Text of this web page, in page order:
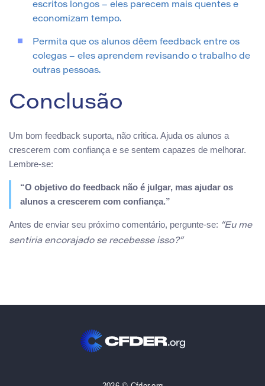
escritos longos – eles parecem mais quentes e
economizam tempo.
Permita que os alunos dêem feedback entre os
colegas – eles aprendem revisando o trabalho de
outras pessoas.
Conclusão
Um bom feedback suporta, não critica. Ajuda os alunos a
crescerem com confiança e se sentem capazes de melhorar.
Lembre-se:
“O objetivo do feedback não é julgar, mas ajudar os
alunos a crescerem com confiança.”
Antes de enviar seu próximo comentário, pergunte-se: “Eu me
sentiria encorajado se recebesse isso?”